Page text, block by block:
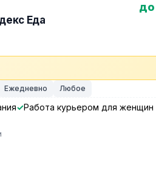
Еда
до
Ежедневно Любое
Работа курьером для женщин